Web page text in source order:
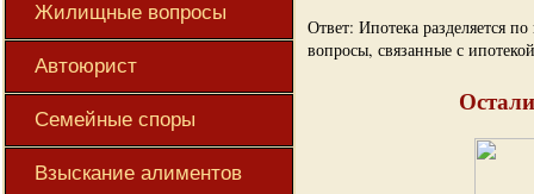
Жилищные вопросы
Автоюрист
Семейные споры
Взыскание алиментов
Ответ: Ипотека разделяется
вопросы, связанные с